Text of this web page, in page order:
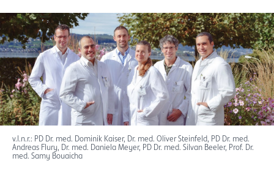
v.l.n.r.: PD Dr. med. Dominik Kaiser, Dr. med. Oliver Steinfeld, PD Dr. med.
Andreas Flury, Dr. med. Daniela Meyer, PD Dr. med. Silvan Beeler, Prof. Dr.
med. Samy Bouaicha